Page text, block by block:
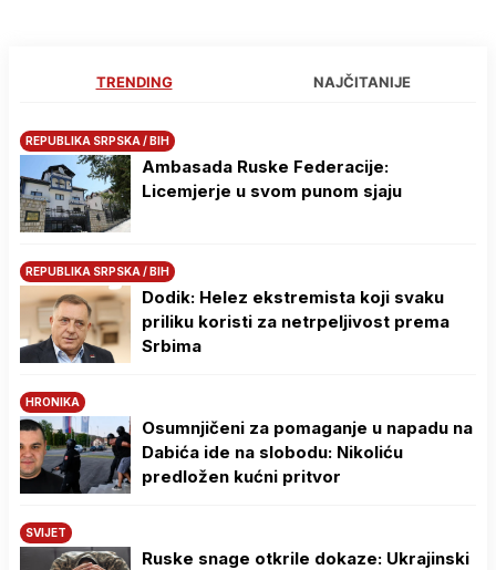
TRENDING NAJČITANIJE
REPUBLIKA SRPSKA / BIH
Ambasada Ruske Federacije:
Licemjerje u svom punom sjaju
REPUBLIKA SRPSKA / BIH
Dodik: Helez ekstremista koji svaku
priliku koristi za netrpeljivost prema
Srbima
HRONIKA
Osumnjičeni za pomaganje u napadu na
Dabića ide na slobodu: Nikoliću
predložen kućni pritvor
SVIJET
Ruske snage otkrile dokaze: Ukrajinski